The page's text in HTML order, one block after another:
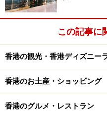
※海外を訪れる際には最新情報
ホームページ」を確認するな
ださい。
この記事に
香港の観光・香港ディズニー
香港のお土産・ショッピング
香港のグルメ・レストラン